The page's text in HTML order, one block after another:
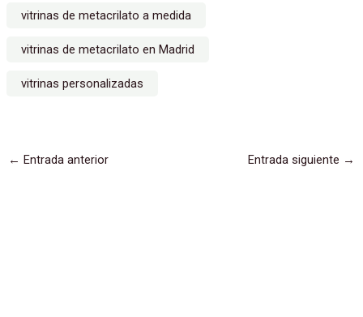
vitrinas de metacrilato a medida
vitrinas de metacrilato en Madrid
vitrinas personalizadas
← Entrada anterior Entrada siguiente →